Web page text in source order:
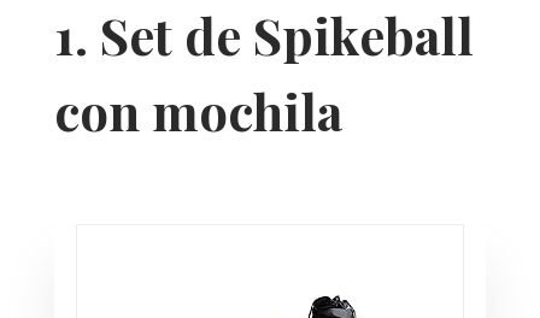
1. Set de Spikeball
con mochila